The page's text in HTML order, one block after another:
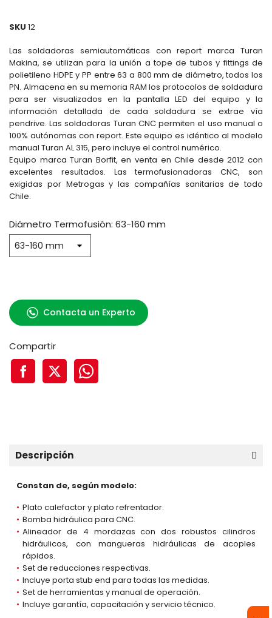
SKU 12
Las soldadoras semiautomáticas con report marca Turan
Makina, se utilizan para la unión a tope de tubos y fittings de
polietileno HDPE y PP entre 63 a 800 mm de diámetro, todos los
PN. Almacena en su memoria RAM los protocolos de soldadura
para ser visualizados en la pantalla LED del equipo y la
información detallada de cada soldadura se extrae vía
pendrive. Las soldadoras Turan CNC permiten el uso manual o
100% autónomas con report. Este equipo es idéntico al modelo
manual Turan AL 315, pero incluye el control numérico.
Equipo marca Turan Borfit, en venta en Chile desde 2012 con
excelentes resultados. Las termofusionadoras CNC, son
exigidas por Metrogas y las compañías sanitarias de todo
Chile.
Diámetro Termofusión: 63-160 mm
Contacta un Experto
Compartir
Descripción
Constan de, según modelo:
Plato calefactor y plato refrentador.
Bomba hidráulica para CNC.
Alineador de 4 mordazas con dos robustos cilindros
hidráulicos, con mangueras hidráulicas de acoples
rápidos.
Set de reducciones respectivas.
Incluye porta stub end para todas las medidas.
Set de herramientas y manual de operación.
Incluye garantía, capacitación y servicio técnico.